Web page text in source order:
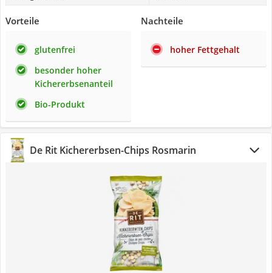
Vorteile
glutenfrei
besonder hoher
Kichererbsenanteil
Bio-Produkt
Nachteile
hoher Fettgehalt
De Rit Kichererbsen-Chips Rosmarin